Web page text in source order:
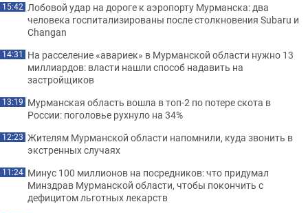
15:42 Лобовой удар на дороге к аэропорту Мурманска: два
человека госпитализированы после столкновения Subaru и
Changan
14:31 На расселение «авариек» в Мурманской области нужно 13
миллиардов: власти нашли способ надавить на
застройщиков
13:19 Мурманская область вошла в топ-2 по потере скота в
России: поголовье рухнуло на 34%
12:23 Жителям Мурманской области напомнили, куда звонить в
экстренных случаях
11:24 Минус 100 миллионов на посредников: что придумал
Минздрав Мурманской области, чтобы покончить с
дефицитом льготных лекарств